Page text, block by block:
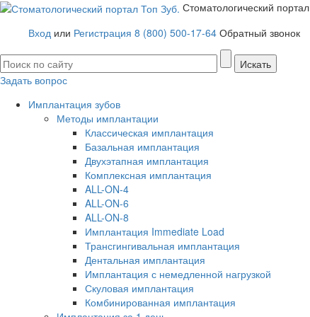
Стоматологический портал
Вход или Регистрация 8 (800) 500-17-64 Обратный звонок
Задать вопрос
Имплантация зубов
Методы имплантации
Классическая имплантация
Базальная имплантация
Двухэтапная имплантация
Комплексная имплантация
ALL-ON-4
ALL-ON-6
ALL-ON-8
Имплантация Immediate Load
Трансгингивальная имплантация
Дентальная имплантация
Имплантация с немедленной нагрузкой
Скуловая имплантация
Комбинированная имплантация